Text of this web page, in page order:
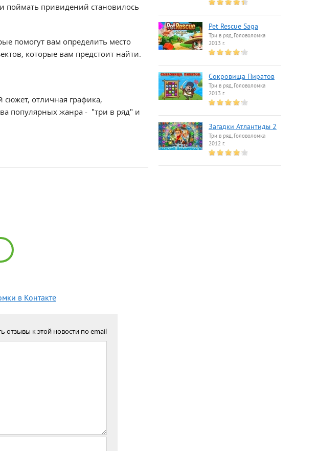
поймать привидений становилось
помогут вам определить место
которые вам предстоит найти.
отличная графика,
популярных жанра - "три в ряд" и
в Контакте
отзывы к этой новости по email
Pet Rescue Saga
Три в ряд, Головоломка
2013 г.
Сокровища Пиратов
Три в ряд, Головоломка
2013 г.
Загадки Атлантиды 2
Три в ряд, Головоломка
2012 г.